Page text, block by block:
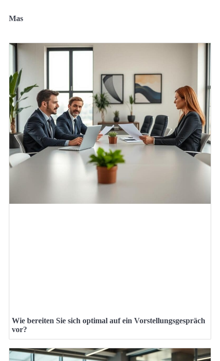
Mas
Wie bereiten Sie sich optimal auf ein Vorstellungsgespräch
vor?